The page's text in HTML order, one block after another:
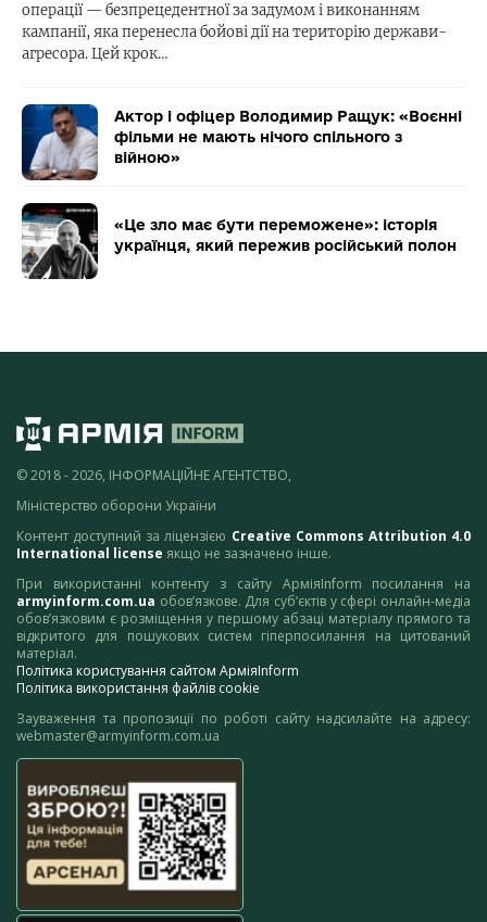
операції — безпрецедентної за задумом і виконанням
кампанії, яка перенесла бойові дії на територію держави-
агресора. Цей крок…
Актор і офіцер Володимир Ращук: «Воєнні
фільми не мають нічого спільного з
війною»
«Це зло має бути переможене»: історія
українця, який пережив російський полон
© 2018 - 2026, ІНФОРМАЦІЙНЕ АГЕНТСТВО,
Міністерство оборони України
Контент доступний за ліцензією Creative Commons Attribution 4.0
International license якщо не зазначено інше.
При використанні контенту з сайту АрміяInform посилання на
armyinform.com.ua обов’язкове. Для суб’єктів у сфері онлайн-медіа
обов’язковим є розміщення у першому абзаці матеріалу прямого та
відкритого для пошукових систем гіперпосилання на цитований
матеріал.
Політика користування сайтом АрміяInform
Політика використання файлів cookie
Зауваження та пропозиції по роботі сайту надсилайте на адресу:
webmaster@armyinform.com.ua